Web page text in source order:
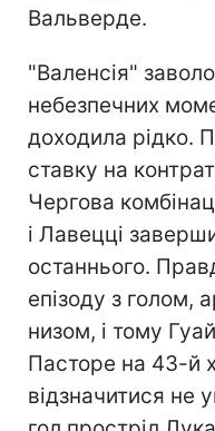
Вальверде.
"Валенсія"
небезпечних
доходила рідко.
ставку на
Чергова
і Лавецці
останнього.
епізоду з голом,
низом, і тому
Пасторе на 43-й
відзначитися не